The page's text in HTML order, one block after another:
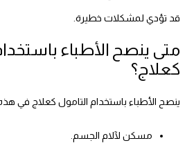
قد تؤدي لمشكلات خطيرة.
متى ينصح الأطباء
كعلاج؟
ينصح الأطباء باستخدام التامول كعلاج في هذه
مسكن لآلام الجسم.